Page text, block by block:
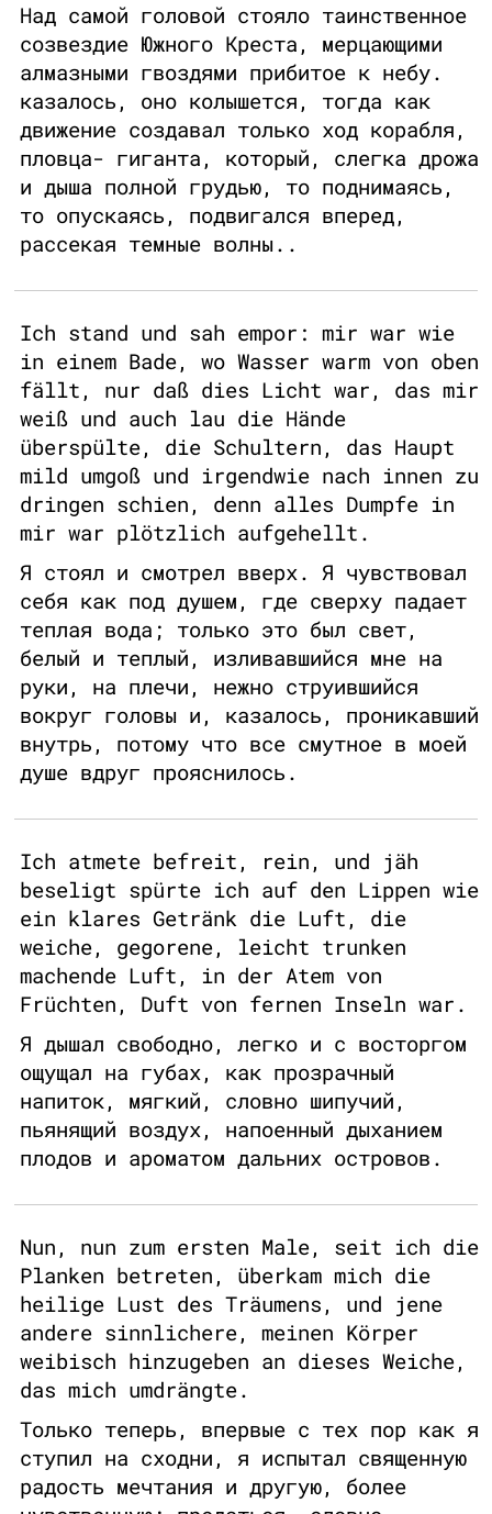
Над самой головой стояло таинственное
созвездие Южного Креста, мерцающими
алмазными гвоздями прибитое к небу.
казалось, оно колышется, тогда как
движение создавал только ход корабля,
пловца- гиганта, который, слегка дрожа
и дыша полной грудью, то поднимаясь,
то опускаясь, подвигался вперед,
рассекая темные волны..
Ich stand und sah empor: mir war wie
in einem Bade, wo Wasser warm von oben
fällt, nur daß dies Licht war, das mir
weiß und auch lau die Hände
überspülte, die Schultern, das Haupt
mild umgoß und irgendwie nach innen zu
dringen schien, denn alles Dumpfe in
mir war plötzlich aufgehellt.
Я стоял и смотрел вверх. Я чувствовал
себя как под душем, где сверху падает
теплая вода; только это был свет,
белый и теплый, изливавшийся мне на
руки, на плечи, нежно струившийся
вокруг головы и, казалось, проникавший
внутрь, потому что все смутное в моей
душе вдруг прояснилось.
Ich atmete befreit, rein, und jäh
beseligt spürte ich auf den Lippen wie
ein klares Getränk die Luft, die
weiche, gegorene, leicht trunken
machende Luft, in der Atem von
Früchten, Duft von fernen Inseln war.
Я дышал свободно, легко и с восторгом
ощущал на губах, как прозрачный
напиток, мягкий, словно шипучий,
пьянящий воздух, напоенный дыханием
плодов и ароматом дальних островов.
Nun, nun zum ersten Male, seit ich die
Planken betreten, überkam mich die
heilige Lust des Träumens, und jene
andere sinnlichere, meinen Körper
weibisch hinzugeben an dieses Weiche,
das mich umdrängte.
Только теперь, впервые с тех пор как я
ступил на сходни, я испытал священную
радость мечтания и другую, более